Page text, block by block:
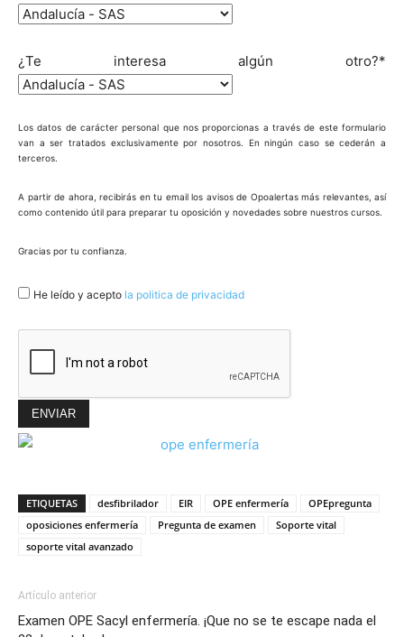
¿Te interesa algún otro?*
Los datos de carácter personal que nos proporcionas a través de este formulario
van a ser tratados exclusivamente por nosotros. En ningún caso se cederán a
terceros.
A partir de ahora, recibirás en tu email los avisos de Opoalertas más relevantes, así
como contenido útil para preparar tu oposición y novedades sobre nuestros cursos.
Gracias por tu confianza.
He leído y acepto la politica de privacidad
ETIQUETAS desfibrilador EIR OPE enfermería
OPEpregunta
oposiciones enfermería
Pregunta de examen
Soporte vital
soporte vital avanzado
Artículo anterior
Examen OPE Sacyl enfermería. ¡Que no se te escape nada el